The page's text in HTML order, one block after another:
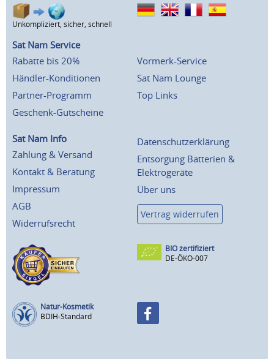
Unkompliziert, sicher, schnell
Sat Nam Service
Rabatte bis 20%
Händler-Konditionen
Partner-Programm
Geschenk-Gutscheine
Vormerk-Service
Sat Nam Lounge
Top Links
Sat Nam Info
Zahlung & Versand
Kontakt & Beratung
Impressum
AGB
Widerrufsrecht
Datenschutzerklärung
Entsorgung Batterien &
Elektrogeräte
Über uns
Vertrag widerrufen
BIO zertifiziert
DE-ÖKO-007
Natur-Kosmetik
BDIH-Standard